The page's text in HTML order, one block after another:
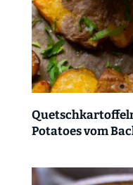
Potatoes vom